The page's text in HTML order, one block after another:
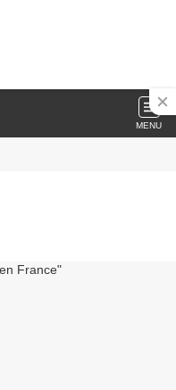
MENU